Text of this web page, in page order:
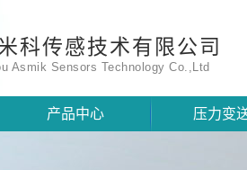
科传感技术有限公司
Asmik Sensors Technology Co.,Ltd
产品中心 压力变